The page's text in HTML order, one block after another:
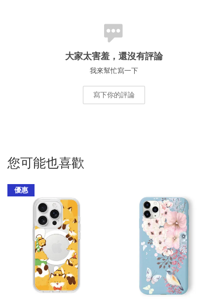
大家太害羞，還沒有評論
我來幫忙寫一下
寫下你的評論
您可能也喜歡
優惠